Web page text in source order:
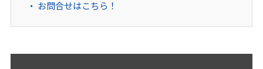
お問合せはこちら！